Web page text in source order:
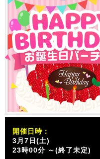
開催日時：
3月7日(土)
23時00分 ～(終了未定)